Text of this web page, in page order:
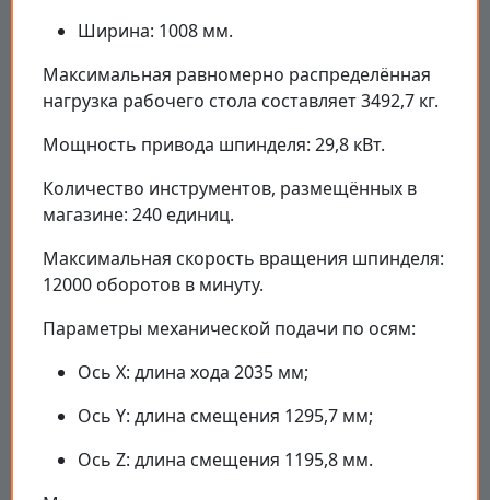
Ширина: 1008 мм.
Максимальная равномерно распределённая
нагрузка рабочего стола составляет 3492,7 кг.
Мощность привода шпинделя: 29,8 кВт.
Количество инструментов, размещённых в
магазине: 240 единиц.
Максимальная скорость вращения шпинделя:
12000 оборотов в минуту.
Параметры механической подачи по осям:
Ось X: длина хода 2035 мм;
Ось Y: длина смещения 1295,7 мм;
Ось Z: длина смещения 1195,8 мм.